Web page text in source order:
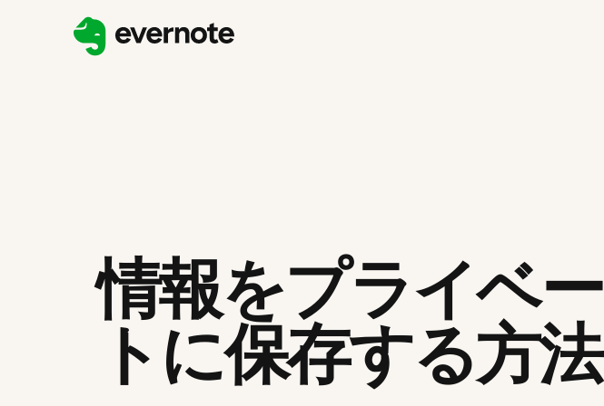
情報をプライベー
トに保存する方法